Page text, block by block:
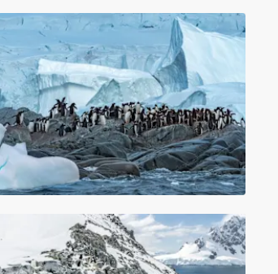
Frankreich
Schweden
Dänemark
Norwegen